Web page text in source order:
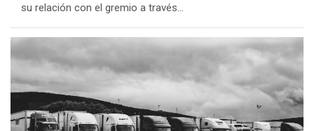
su relación con el gremio a través…